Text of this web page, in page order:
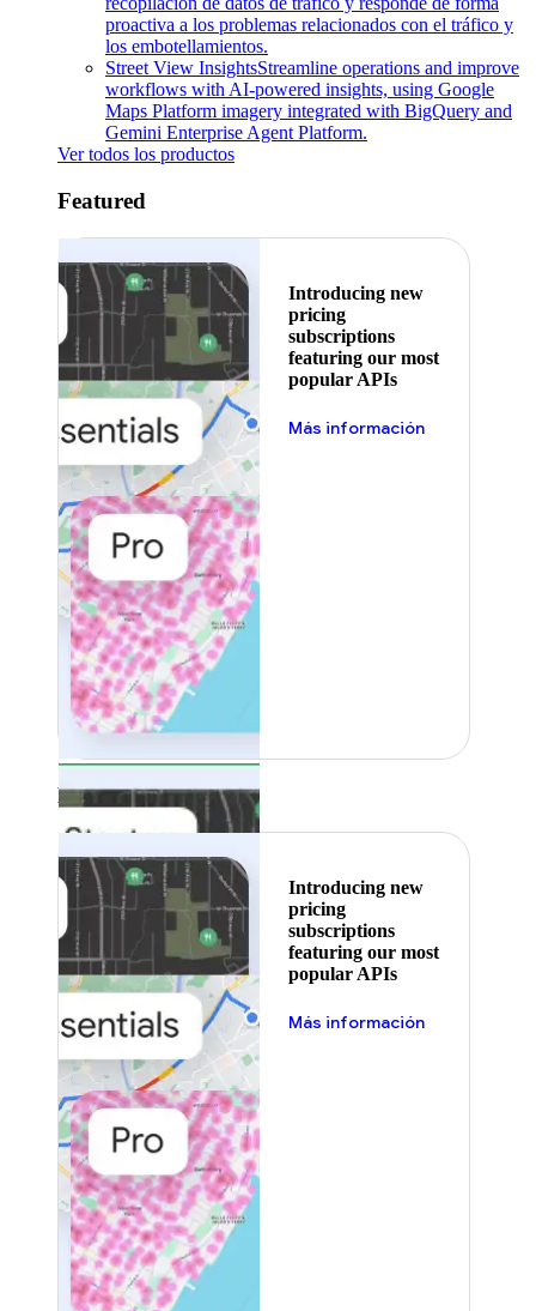
proactiva a los problemas relacionados con el tráfico y
los embotellamientos.
Street View InsightsStreamline operations and improve
workflows with AI-powered insights, using Google
Maps Platform imagery integrated with BigQuery and
Gemini Enterprise Agent Platform.
Ver todos los productos
Featured
Introducing new
pricing
subscriptions
featuring our most
popular APIs
Más información
Featured
Introducing new
pricing
subscriptions
featuring our most
popular APIs
Más información